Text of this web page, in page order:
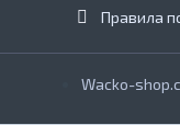
Правила
Wacko-